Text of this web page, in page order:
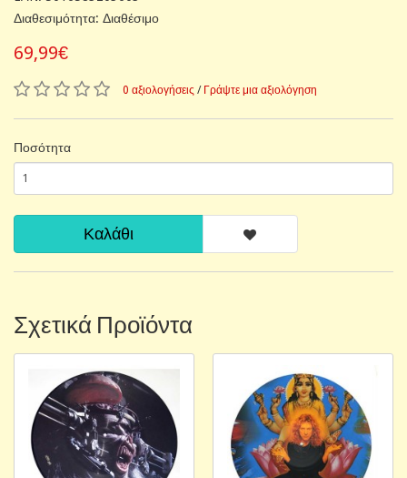
Διαθεσιμότητα: Διαθέσιμο
69,99€
0 αξιολογήσεις / Γράψτε μια αξιολόγηση
Ποσότητα
Καλάθι
Σχετικά Προϊόντα